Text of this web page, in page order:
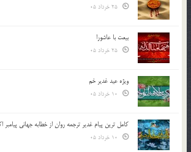
بیعت با عاشورا
ویژه عید غدیر خم
کامل ترین پیام غدیر ترجمه روان از خطابه جهانی پیامبر